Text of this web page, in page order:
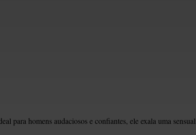
para homens audaciosos e confiantes, ele exala uma